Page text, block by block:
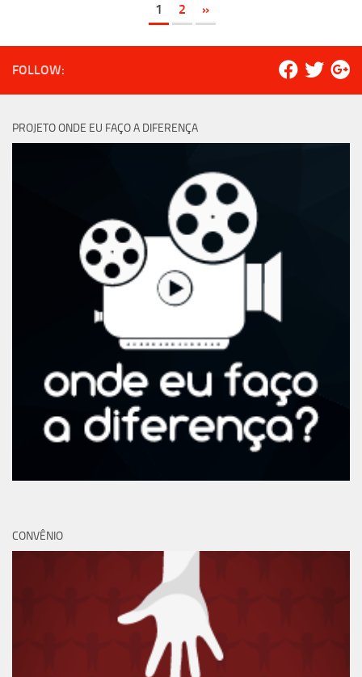
1 2 »
FOLLOW:
PROJETO ONDE EU FAÇO A DIFERENÇA
CONVÊNIO